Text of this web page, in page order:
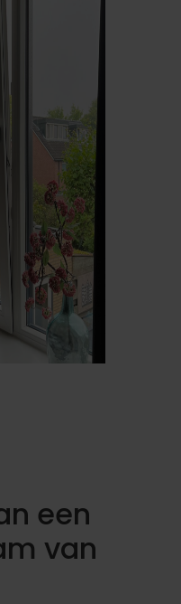
een
van